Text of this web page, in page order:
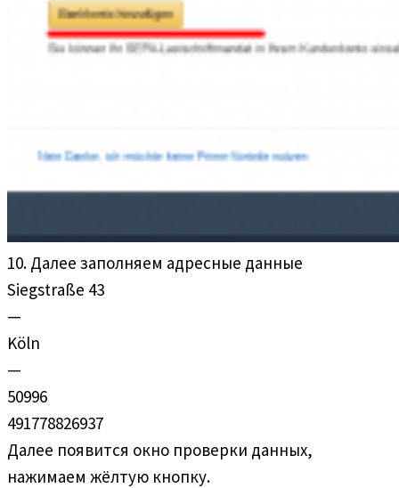
10. Далее заполняем адресные данные
Siegstraße 43
—
Köln
—
50996
491778826937
Далее появится окно проверки данных,
нажимаем жёлтую кнопку.